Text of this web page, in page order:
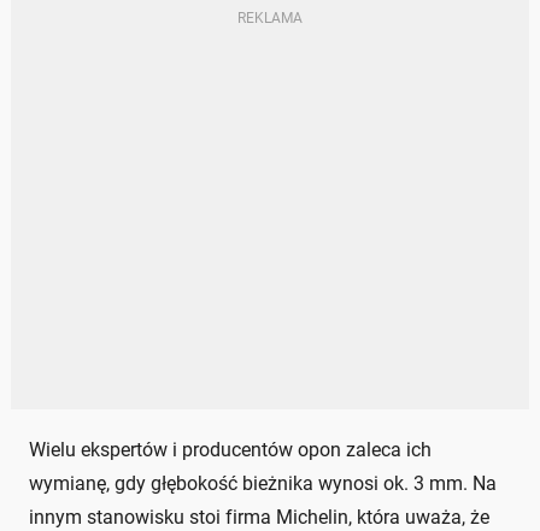
Wielu ekspertów i producentów opon zaleca ich
wymianę, gdy głębokość bieżnika wynosi ok. 3 mm. Na
innym stanowisku stoi firma Michelin, która uważa, że